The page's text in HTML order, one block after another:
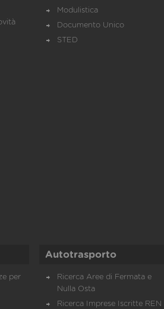
Modulistica
Documento Unico
STED
per
Autotrasporto
Ricerca Aree di Fermata e
Nulla Osta
Ricerca Imprese Iscritte REN